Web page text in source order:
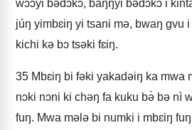
wɔɔyi bədɔkɔ, baŋŋyi bədɔkɔ i
júŋ yimbɛiŋ yi tsani mə, bwaŋ gvu
kichi kə bɔ tsəki fɛiŋ.
35 Mbɛiŋ bi fəki yakadəiŋ ka mwa
nɔki nɔni ki chəŋ fa kuku bə̀ bə nì
fuŋ. Mwa mələ bi numki i mbɛiŋ